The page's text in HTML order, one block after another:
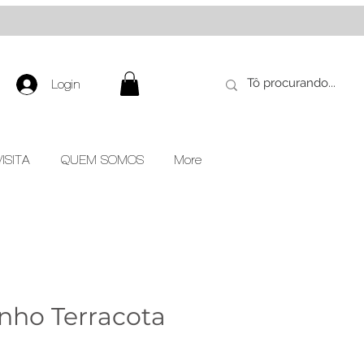
Login
QUEM SOMOS More
Terracota